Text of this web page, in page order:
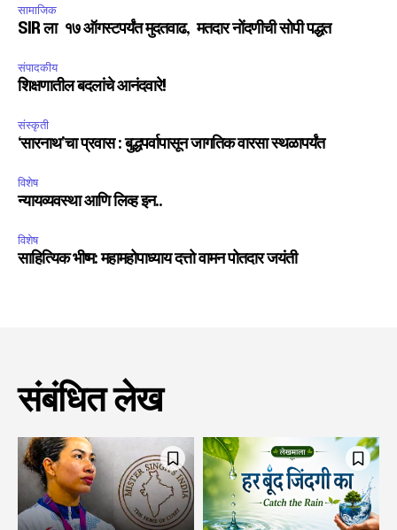
सामाजिक
SIR ला १७ ऑगस्टपर्यंत मुदतवाढ, मतदार नोंदणीची सोपी पद्धत
संपादकीय
शिक्षणातील बदलांचे आनंदवारे!
संस्कृती
‘सारनाथ’चा प्रवास : बुद्धपर्वापासून जागतिक वारसा स्थळापर्यंत
विशेष
न्यायव्यवस्था आणि लिव्ह इन..
विशेष
साहित्यिक भीष्म: महामहोपाध्याय दत्तो वामन पोतदार जयंती
संबंधित लेख